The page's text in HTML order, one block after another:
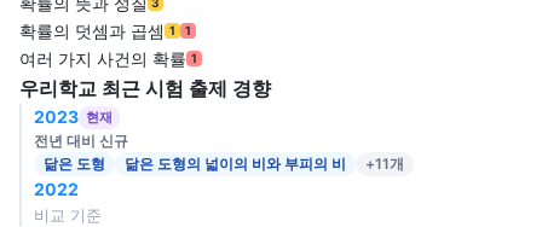
확률의 덧셈과 곱셈 1 1
여러 가지 사건의 확률 1
우리학교 최근 시험 출제 경향
2023 현재
전년 대비 신규
닮은 도형
닮은 도형의 넓이의 비와 부피의 비 +11개
2022
비교 기준